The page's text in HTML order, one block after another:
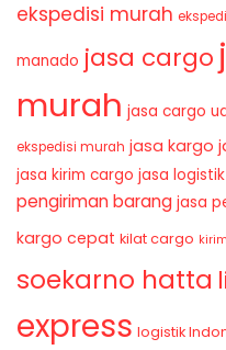
ekspedisi murah
manado jasa cargo
murah jasa cargo
ekspedisi murah jasa kargo
jasa kirim cargo jasa
pengiriman barang jasa
kargo cepat kilat cargo
soekarno hatta
express logistik